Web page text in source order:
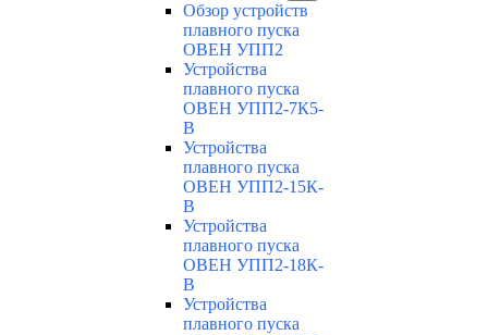
Обзор устройств
плавного пуска
ОВЕН УПП2
Устройства
плавного пуска
ОВЕН УПП2-7К5-
В
Устройства
плавного пуска
ОВЕН УПП2-15К-
В
Устройства
плавного пуска
ОВЕН УПП2-18К-
В
Устройства
плавного пуска